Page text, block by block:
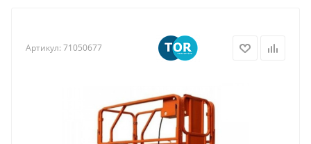
Артикул: 71050677